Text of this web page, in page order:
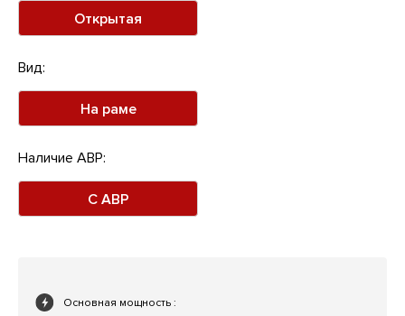
Открытая
Вид:
На раме
Наличие АВР:
С АВР
Основная мощность :